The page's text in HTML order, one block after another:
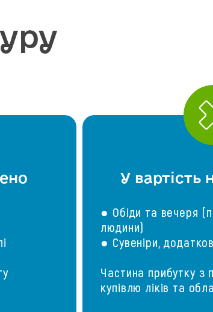
У вартість
● Обіди та вечеря
людини)
● Сувеніри,
Частина прибутку з
купівлю ліків та